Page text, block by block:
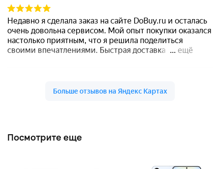
Посмотрите еще